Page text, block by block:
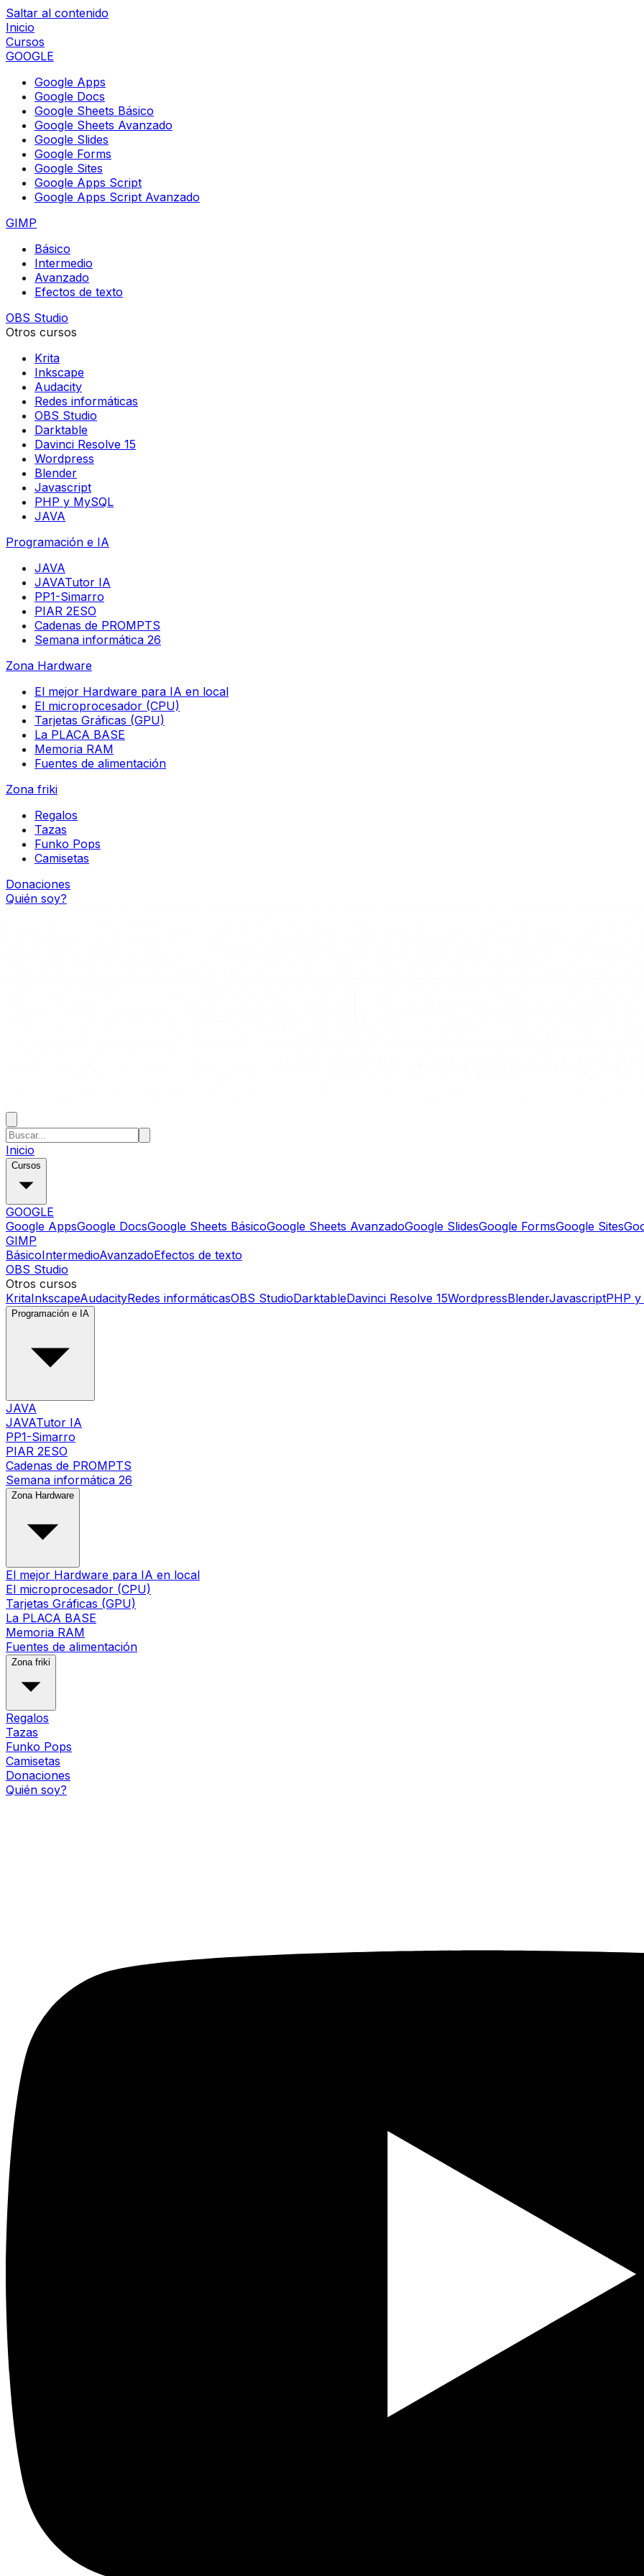
Saltar al contenido
Inicio
Cursos
GOOGLE
Google Apps
Google Docs
Google Sheets Básico
Google Sheets Avanzado
Google Slides
Google Forms
Google Sites
Google Apps Script
Google Apps Script Avanzado
GIMP
Básico
Intermedio
Avanzado
Efectos de texto
OBS Studio
Otros cursos
Krita
Inkscape
Audacity
Redes informáticas
OBS Studio
Darktable
Davinci Resolve 15
Wordpress
Blender
Javascript
PHP y MySQL
JAVA
Programación e IA
JAVA
JAVATutor IA
PP1-Simarro
PIAR 2ESO
Cadenas de PROMPTS
Semana informática 26
Zona Hardware
El mejor Hardware para IA en local
El microprocesador (CPU)
Tarjetas Gráficas (GPU)
La PLACA BASE
Memoria RAM
Fuentes de alimentación
Zona friki
Regalos
Tazas
Funko Pops
Camisetas
Donaciones
Quién soy?
Inicio
Cursos
GOOGLE
Google AppsGoogle DocsGoogle Sheets BásicoGoogle Sheets AvanzadoGoogle SlidesGoogle FormsGoogle Sites
GIMP
BásicoIntermedioAvanzadoEfectos de texto
OBS Studio
Otros cursos
KritaInkscapeAudacityRedes informáticasOBS StudioDarktableDavinci Resolve 15WordpressBlenderJavascriptPHP
Programación e IA
JAVA
JAVATutor IA
PP1-Simarro
PIAR 2ESO
Cadenas de PROMPTS
Semana informática 26
Zona Hardware
El mejor Hardware para IA en local
El microprocesador (CPU)
Tarjetas Gráficas (GPU)
La PLACA BASE
Memoria RAM
Fuentes de alimentación
Zona friki
Regalos
Tazas
Funko Pops
Camisetas
Donaciones
Quién soy?